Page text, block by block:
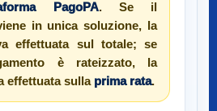
PagoPA. Se il
in unica soluzione, la
effettuata sul totale; se
è rateizzato, la
effettuata sulla prima rata.